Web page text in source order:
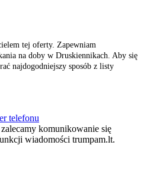
tej oferty. Zapewniam
na doby w Druskiennikach. Aby się
najdogodniejszy sposób z listy
telefonu
komunikowanie się
wiadomości trumpam.lt.